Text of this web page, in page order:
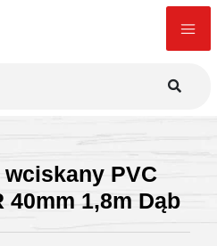
PVC
40mm 1,8m Dąb